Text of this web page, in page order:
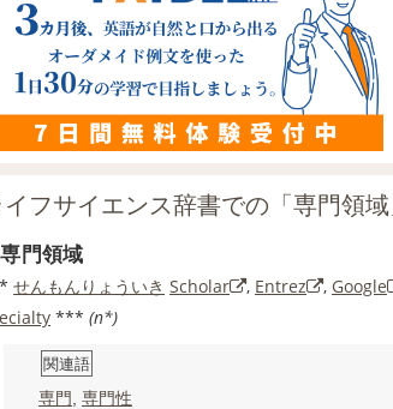
イフサイエンス辞書での「専門領
専門領域
せんもん りょういき Scholar , Entrez , Google
*** (n*)
関連語
専門 専門性